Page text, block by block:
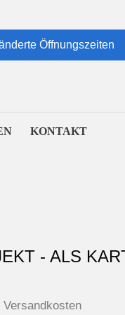
Öffnungszeiten
KONTAKT
- ALS
Versandkosten